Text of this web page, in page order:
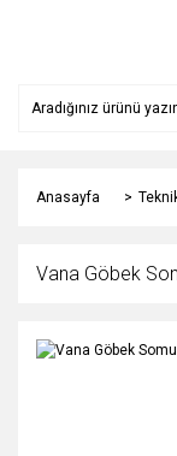
Anasayfa
Vana Göbek